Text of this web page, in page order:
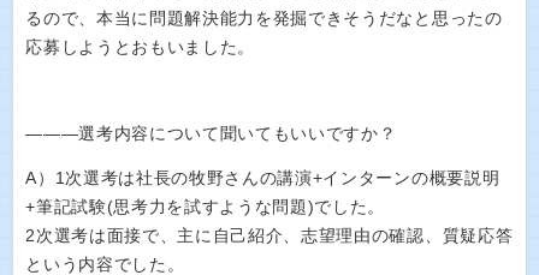
るので、本当に問題解決能力を発掘できそうだなと思ったの
応募しようとおもいました。
―――選考内容について聞いてもいいですか？
A）1次選考は社長の牧野さんの講演+インターンの概要説明
+筆記試験(思考力を試すような問題)でした。
2次選考は面接で、主に自己紹介、志望理由の確認、質疑応答
という内容でした。